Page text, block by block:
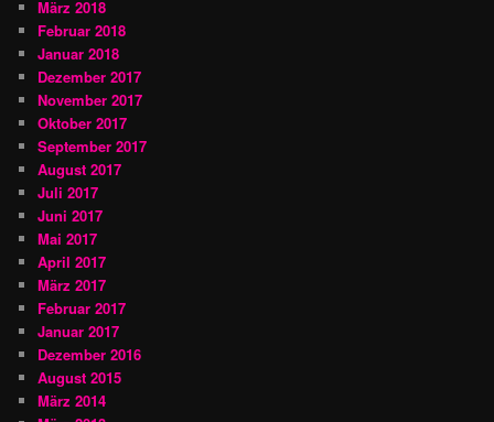
März 2018
Februar 2018
Januar 2018
Dezember 2017
November 2017
Oktober 2017
September 2017
August 2017
Juli 2017
Juni 2017
Mai 2017
April 2017
März 2017
Februar 2017
Januar 2017
Dezember 2016
August 2015
März 2014